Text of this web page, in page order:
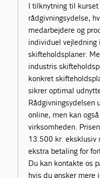
I tilknytning til
rådgivningsydelse,
medarbejdere og
individuel vejledning
skifteholdsplaner.
industris
konkret
sikrer optimal
Rådgivningsydelsen
online, men kan
virksomheden.
13.500 kr. eksklusiv
ekstra betaling for
Du kan kontakte os
hvis du ønsker mere